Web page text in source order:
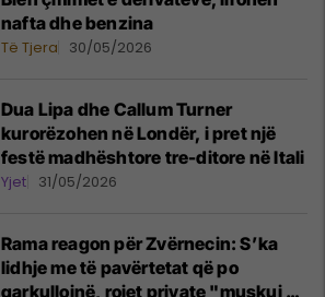
nafta dhe benzina
Të Tjera 30/05/2026
Dua Lipa dhe Callum Turner
kurorëzohen në Londër, i pret një
festë madhështore tre-ditore në Itali
Yjet 31/05/2026
Rama reagon për Zvërnecin: S’ka
lidhje me të pavërtetat që po
qarkullojnë, rojet private "muskuj pa